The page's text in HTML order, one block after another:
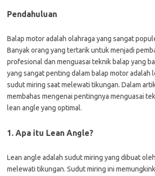
Pendahuluan
Balap motor adalah olahraga yang sangat
Banyak orang yang tertarik untuk menjadi
profesional dan menguasai teknik balap yang
yang sangat penting dalam balap motor adalah
sudut miring saat melewati tikungan. Dalam
membahas mengenai pentingnya menguasai
lean angle yang optimal.
1. Apa itu Lean Angle?
Lean angle adalah sudut miring yang dibuat
melewati tikungan. Sudut miring ini